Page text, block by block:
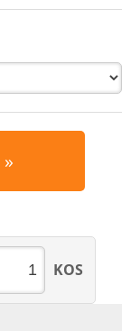
KOS